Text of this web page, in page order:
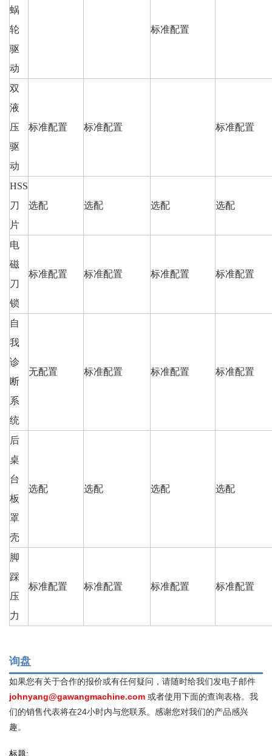
蜗
轮
驱
动
标准配置
双
液
压
驱
动
标准配置 标准配置 标准配置
HSS
刀
片
选配 选配 选配 选配
电
磁
刀
锁
标准配置 标准配置 标准配置 标准配置
自
我
诊
断
系
统
无配置 标准配置 标准配置 标准配置
后
桌
台
板
罩
壳
选配 选配 选配 选配
脚
踩
压
力
标准配置 标准配置 标准配置 标准配置
询盘
如果您有关于合作的报价或有任何疑问，请随时给我们发电子邮件
johnyang@gawangmachine.com 或者使用下面的查询表格。我
们的销售代表将在24小时内与您联系。感谢您对我们的产品感兴
趣。
标题: